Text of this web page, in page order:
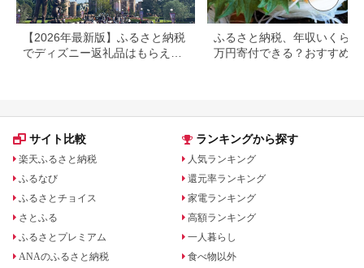
【2026年最新版】ふるさと納税
でディズニー返礼品はもらえ
ふるさと納税、年収いくらで
万円寄付できる？おすすめ返
サイト比較
楽天ふるさと納税
ふるなび
ふるさとチョイス
さとふる
ふるさとプレミアム
ANAのふるさと納税
ランキングから探す
人気ランキング
還元率ランキング
家電ランキング
高額ランキング
一人暮らし
食べ物以外